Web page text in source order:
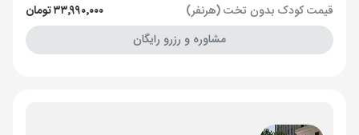
قیمت کودک بدون تخت (هرنفر)
۳۳٬۹۹۰٬۰۰۰ تومان
مشاوره و رزرو رایگان